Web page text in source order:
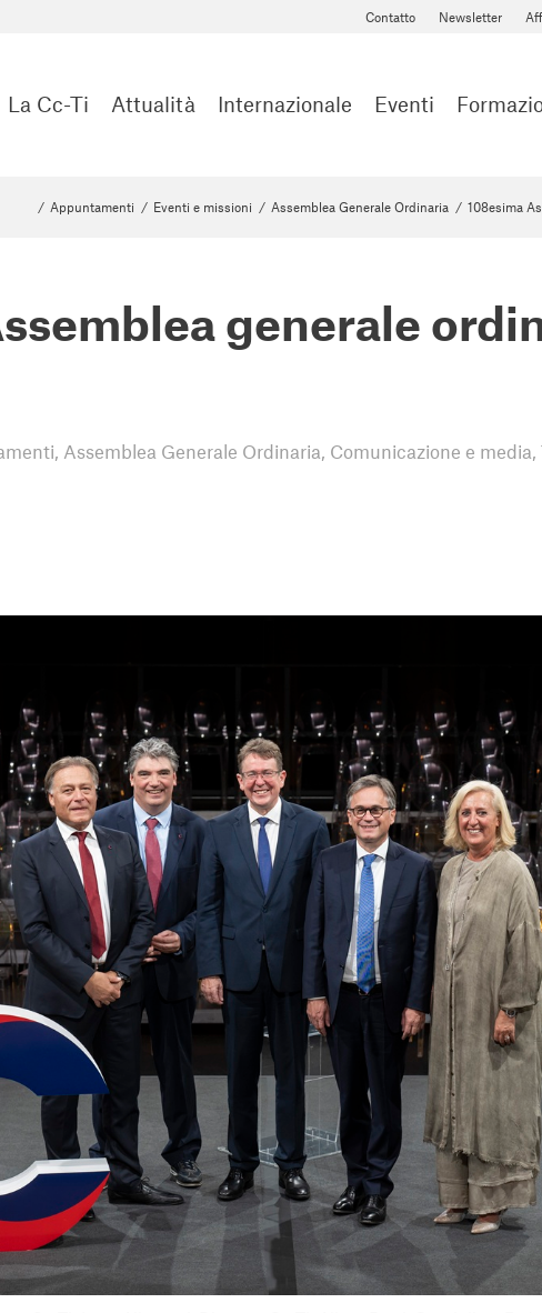
Contatto Newsletter
La Cc-Ti Attualità Internazionale Eventi
/ Appuntamenti / Eventi e missioni / Assemblea Generale Ordinaria / 108esima
generale
, Assemblea Generale Ordinaria, Comunicazione e media,